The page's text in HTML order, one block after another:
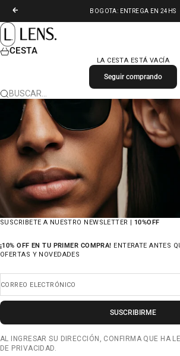
ANTERIOR
BOGOTA: ENTREGA EN 24HS
LENS. COLOMBIA
CESTA
LA CESTA ESTÁ VACÍA
Seguir comprando
BUSCAR…
SUSCRIBETE A NUESTRO NEWSLETTER | 10%OFF
¡10% OFF EN TU PRIMER COMPRA! ENTERATE ANTES
OFERTAS Y NOVEDADES
CORREO ELECTRÓNICO
SUSCRIBIRME
AL INGRESAR SU DIRECCIÓN, CONFIRMA QUE HA
DE PRIVACIDAD.